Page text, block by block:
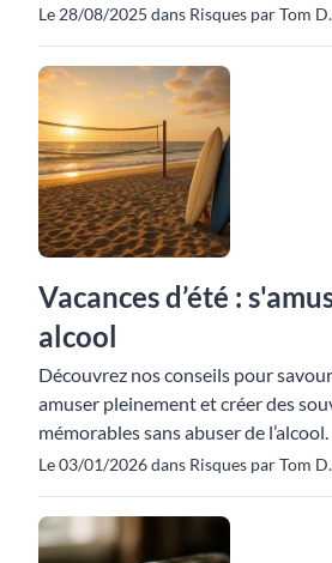
Le 28/08/2025 dans Risques par Tom D.
Vacances d’été :
alcool
Découvrez nos conseils pour
amuser pleinement et créer des
mémorables sans abuser de l’alcool.
Le 03/01/2026 dans Risques par Tom D.